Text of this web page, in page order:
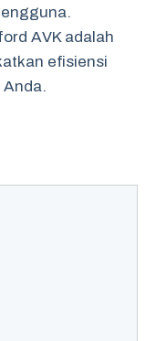
AVK adalah
efisiensi